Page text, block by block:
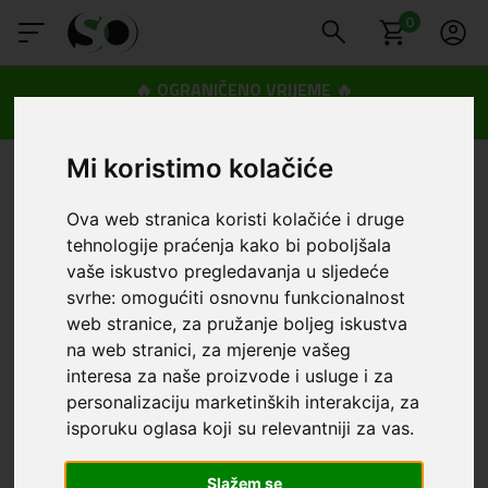
Mi koristimo kolačiće
Ova web stranica koristi kolačiće i druge
tehnologije praćenja kako bi poboljšala
vaše iskustvo pregledavanja u sljedeće
svrhe:omogućiti osnovnu funkcionalnost
web stranice, za pružanje boljeg iskustva
na web stranici, za mjerenje vašeg
interesa za naše proizvode i usluge i za
personalizaciju marketinških interakcija, za
isporuku oglasa koji su relevantniji za vas.
Slažem se
0
🔥 OGRANIČENO VRIJEME 🔥